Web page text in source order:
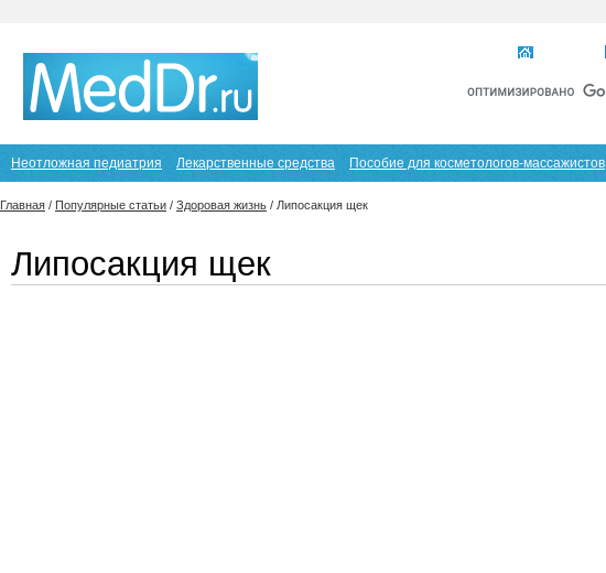
Неотложная педиатрия Лекарственные средства Пособие для косметологов-массажистов
Главная / Популярные статьи / Здоровая жизнь / Липосакция щек
Липосакция щек